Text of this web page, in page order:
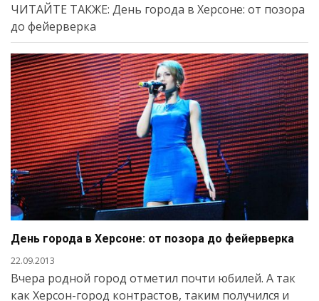
ЧИТАЙТЕ ТАКЖЕ: День города в Херсоне: от позора
до фейерверка
День города в Херсоне: от позора до фейерверка
22.09.2013
Вчера родной город отметил почти юбилей. А так
как Херсон-город контрастов, таким получился и